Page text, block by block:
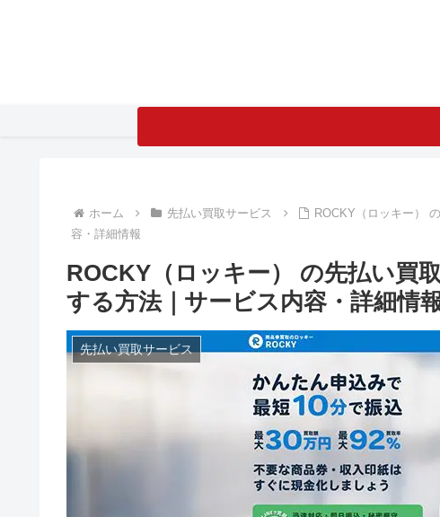
ホーム 先払い買取サービス
ROCKY（ロッキー）
容・詳細情報
ROCKY（ロッキー） の先払い買
する方法｜サービス内容・詳細情
先払い買取サービス